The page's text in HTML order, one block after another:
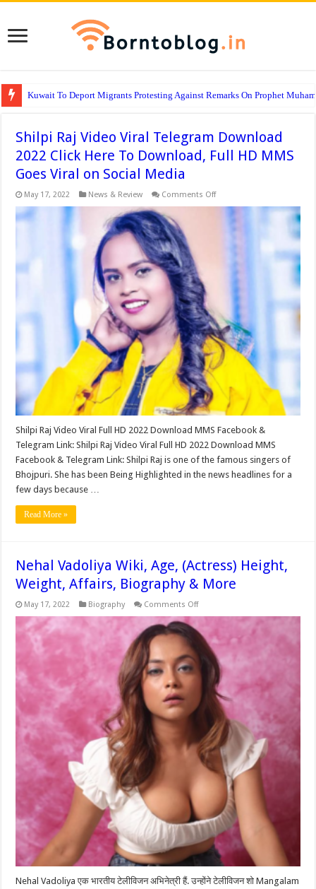
Kuwait To Deport Migrants Protesting Against Remarks On Prophet
Shilpi Raj Video Viral Telegram Download
2022 Click Here To Download, Full HD MMS
Goes Viral on Social Media
May 17, 2022 News & Review Comments Offon
Download,
HD
MMS
Goes
Viral
on
Social
Media
Shilpi Raj Video Viral Full HD 2022 Download MMS Facebook &
Telegram Link: Shilpi Raj Video Viral Full HD 2022 Download MMS
Facebook & Telegram Link: Shilpi Raj is one of the famous singers of
Bhojpuri. She has been Being Highlighted in the news headlines for a
few days because …
Read More »
Nehal Vadoliya Wiki, Age, (Actress) Height,
Weight, Affairs, Biography & More
May 17, 2022 Biography Comments Offon
Wiki,
Age,
(Actress)
Height,
Weight,
Affairs,
Biography
More
Nehal Vadoliya एक भारतीय टेलीविजन अभिनेत्री हैं. उन्होंने टेलीविजन शो Mangalam